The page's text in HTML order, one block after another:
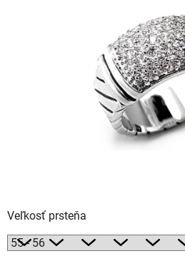
Veľkosť prsteňa